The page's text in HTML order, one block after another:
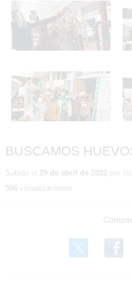
BUSCAMOS HUEVOS DE
PASCUA
BUSCAMOS HUEVOS DE
PASCUA
BUSCAMOS
Subido el 29 de abril de 2022 por
586 visualizaciones